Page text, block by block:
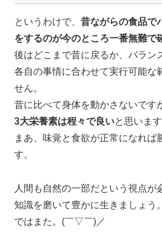
というわけで、 昔ながらの食品で
をするのが今のところ一番無難で
後はどこまで昔に戻るか、バラン
各自の事情に合わせて実行可能な
せん。
昔に比べて身体を動かさないです
3大栄養素は程々で良いと思いま
まあ、味覚と食欲が正常になれば
す。
人間も自然の一部だという視点が
知識を磨いて豊かに生きましょう。
ではまた。(￣▽￣)／